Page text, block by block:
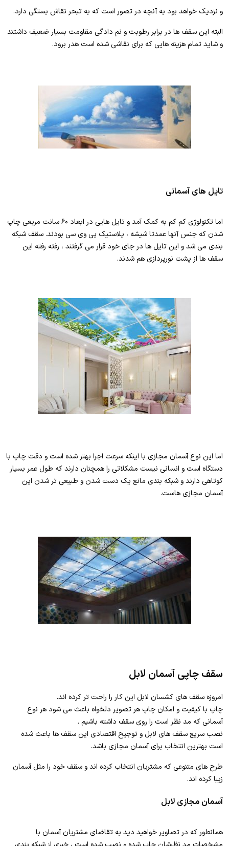
و نزدیک خواهد بود به آنچه در تصور است که به تبحر نقاش بستگی دارد.
البته این سقف ها در برابر رطوبت و نم دادگی مقاومت بسیار ضعیف داشتند
و شاید تمام هزینه هایی که برای نقاشی شده است هدر برود.
تایل های آسمانی
اما تکنولوژی کم کم به کمک آمد و تایل هایی در ابعاد ۶۰ سانت مربعی چاپ
شدن که جنس آنها عمدتا شیشه ، پلاستیک پی وی سی بودند. سقف شبکه
بندی می شد و این تایل ها در جای خود قرار می گرفتند ، رفته رفته این
سقف ها از پشت نورپردازی هم شدند.
اما این نوع آسمان مجازی با اینکه سرعت اجرا بهتر شده است و دقت چاپ با
دستگاه است و انسانی نیست مشکلاتی را همچنان دارند که طول عمر بسیار
کوتاهی دارند و شبکه بندی مانع یک دست شدن و طبیعی تر شدن این
آسمان مجازی هاست.
سقف چاپی آسمان لابل
امروزه سقف های کشسان لابل این کار را راحت تر کرده اند.
چاپ با کیفیت و امکان چاپ هر تصویر دلخواه باعث می شود هر نوع
آسمانی که مد نظر است را روی سقف داشته باشیم .
نصب سریع سقف های لابل و توجیح اقتصادی این سقف ها باعث شده
است بهترین انتخاب برای آسمان مجازی باشد.
طرح های متنوعی که مشتریان انتخاب کرده اند و سقف خود را مثل آسمان
زیبا کرده اند.
آسمان مجازی لابل
همانطور که در تصاویر خواهید دید به تقاضای مشتریان آسمان با